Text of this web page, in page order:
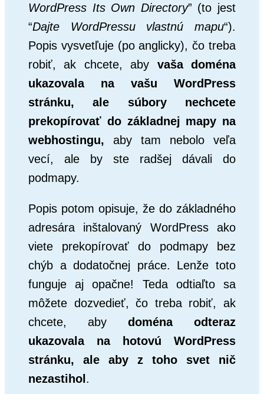
WordPress Its Own Directory” (to jest
“Dajte WordPressu vlastnú mapu“).
Popis vysvetľuje (po anglicky), čo treba
robiť, ak chcete, aby vaša doména
ukazovala na vašu WordPress
stránku, ale súbory nechcete
prekopírovať do základnej mapy na
webhostingu, aby tam nebolo veľa
vecí, ale by ste radšej dávali do
podmapy.
Popis potom opisuje, že do základného
adresára inštalovaný WordPress ako
viete prekopírovať do podmapy bez
chýb a dodatočnej práce. Lenže toto
funguje aj opačne! Teda odtiaľto sa
môžete dozvedieť, čo treba robiť, ak
chcete, aby doména odteraz
ukazovala na hotovú WordPress
stránku, ale aby z toho svet nič
nezastihol .